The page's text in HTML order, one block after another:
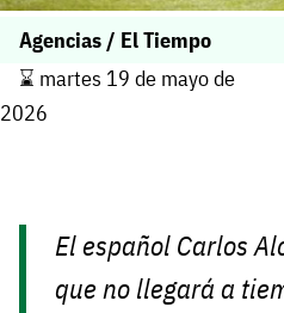
Agencias / El Tiempo
⌛️ martes 19 de mayo de
2026
El español Carlos
que no llegará a